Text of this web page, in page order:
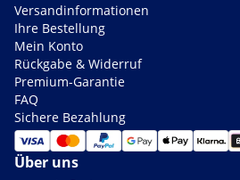
Versandinformationen
Ihre Bestellung
Mein Konto
Rückgabe & Widerruf
Premium-Garantie
FAQ
Sichere Bezahlung
Über uns